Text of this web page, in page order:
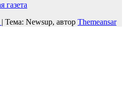
| Тема: Newsup, автор Themeansar